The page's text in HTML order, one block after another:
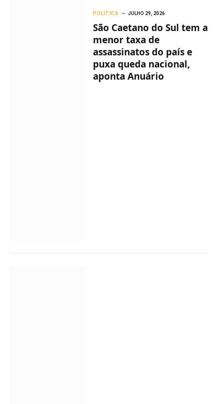
POLITICA JULHO 29, 2026
São Caetano do Sul tem a
menor taxa de
assassinatos do país e
puxa queda nacional,
aponta Anuário